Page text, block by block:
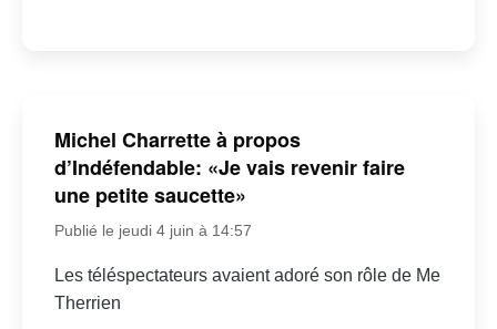
Michel Charrette à propos
d’Indéfendable: «Je vais revenir faire
une petite saucette»
Publié le jeudi 4 juin à 14:57
Les téléspectateurs avaient adoré son rôle de Me
Therrien